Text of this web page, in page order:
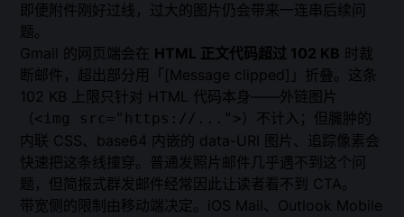
即便附件刚好过线，过大的图片仍会带来一连串后续问
题。
Gmail 的网页端会在 HTML 正文代码超过 102 KB 时裁
断邮件，超出部分用「[Message clipped]」折叠。这条
102 KB 上限只针对 HTML 代码本身——外链图片
（<img src="https://...">）不计入；但臃肿的
内联 CSS、base64 内嵌的 data-URI 图片、追踪像素会
快速把这条线撞穿。普通发照片邮件几乎遇不到这个问
题，但简报式群发邮件经常因此让读者看不到 CTA。
带宽侧的限制由移动端决定。iOS Mail、Outlook Mobile